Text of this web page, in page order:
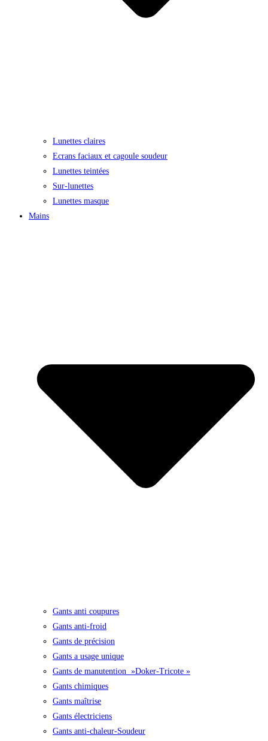
Lunettes claires
Ecrans faciaux et cagoule soudeur
Lunettes teintées
Sur-lunettes
Lunettes masque
Mains
Gants anti coupures
Gants anti-froid
Gants de précision
Gants a usage unique
Gants de manutention »Doker-Tricote »
Gants chimiques
Gants maîtrise
Gants électriciens
Gants anti-chaleur-Soudeur